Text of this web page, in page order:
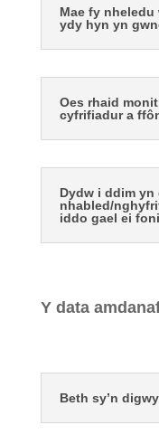
Mae fy nheledu
ydy hyn yn
Oes rhaid
cyfrifiadur a
Dydw i ddim
nhabled/
iddo gael ei
Y data
Beth sy’n